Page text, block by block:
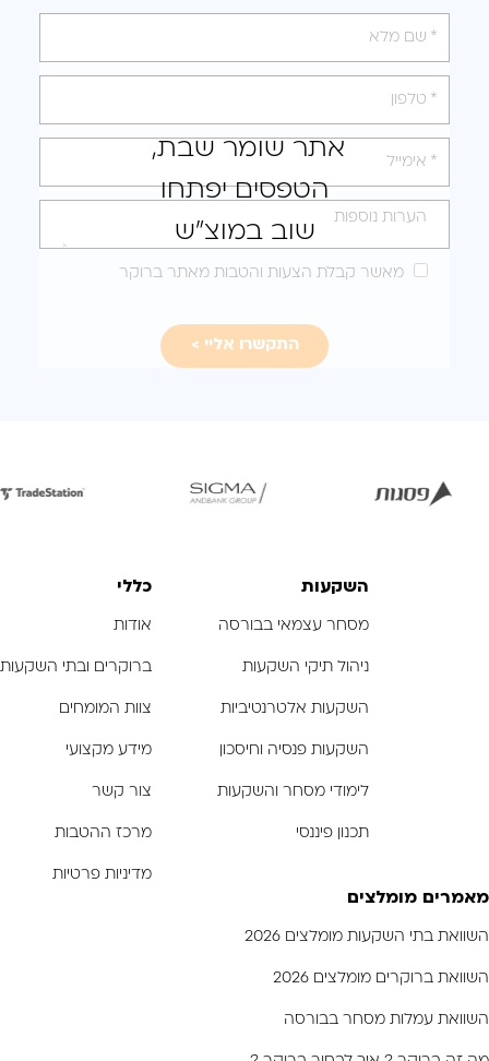
אתר שומר שבת,
הטפסים יפתחו
שוב במוצ"ש
אנא
מלאו
את
טופס
לקבלת
הצעה
מותאמת
מאשר קבלת הצעות והטבות מאתר ברוקר
לפתיחת
לפתיחת
השקעות
מסחר עצמאי בבורסה
ניהול תיקי השקעות
השקעות אלטרנטיביות
השקעות פנסיה וחיסכון
לימודי מסחר והשקעות
תכנון פיננסי
כללי
אודות
ברוקרים ובתי השקעות
צוות המומחים
מידע מקצועי
צור קשר
מרכז ההטבות
מדיניות פרטיות
מאמרים מומלצים
השוואת בתי השקעות מומלצים 2026
השוואת ברוקרים מומלצים 2026
השוואת עמלות מסחר בבורסה